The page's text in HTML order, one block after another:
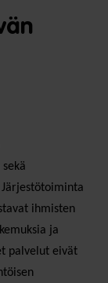
ihmisten
ja
palvelut eivät